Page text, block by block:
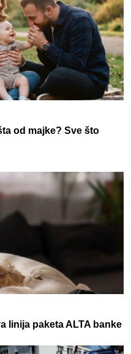
od majke? Sve što
linija paketa ALTA banke